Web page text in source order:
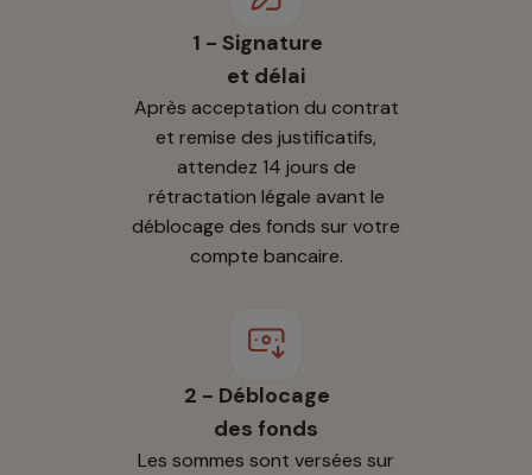
1 - Signature
et délai
Après acceptation du contrat
et remise des justificatifs,
attendez 14 jours de
rétractation légale avant le
déblocage des fonds sur votre
compte bancaire.
2 - Déblocage
des fonds
Les sommes sont versées sur